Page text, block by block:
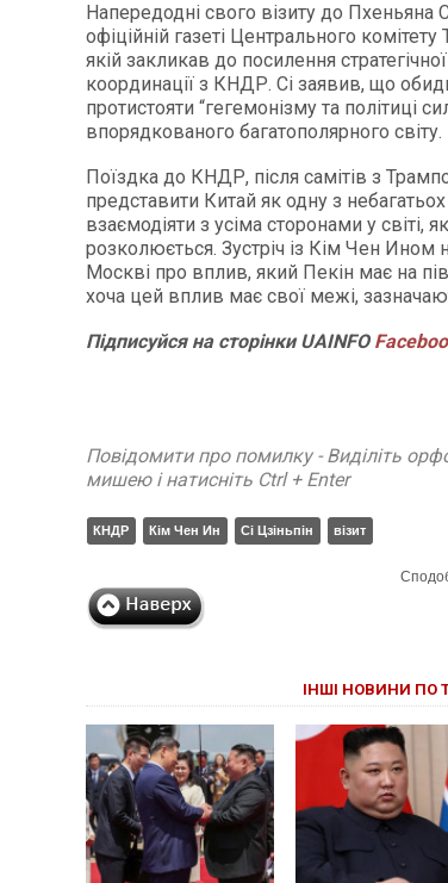
Напередодні свого візиту до Пхеньяна
офіційній газеті Центрального комітету
якій закликав до посилення
координації з КНДР. Сі заявив, що
протистояти “гегемонізму та політиці
впорядкованого багатополярного світу.
Поїздка до КНДР, після самітів з
представити Китай як одну з
взаємодіяти з усіма сторонами у світі,
розколюється. Зустріч із Кім Чен Ином
Москві про вплив, який Пекін має на
хоча цей вплив має свої межі,
Підписуйся на сторінкиUAINFO
Повідомити про помилку - Виділіть
мишею і натисніть Ctrl + Enter
КНДР Кім Чен Ин Сі Цзіньпін візит
ІНШІ НОВИНИ ПО